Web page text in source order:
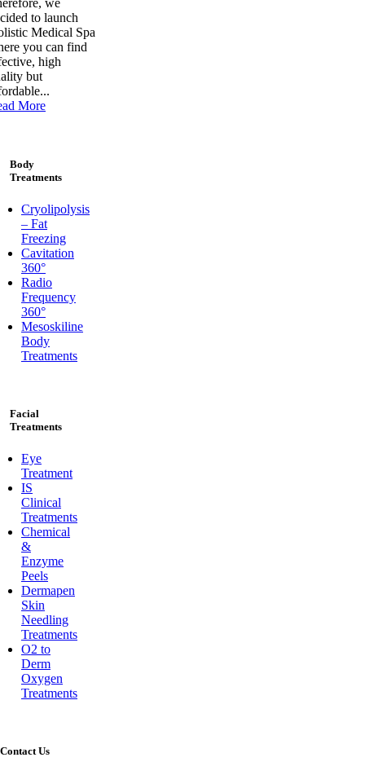
we
to launch
Medical Spa
you can find
high
but
More
Body
Treatments
Cryolipolysis
– Fat
Freezing
Cavitation
360°
Radio
Frequency
360°
Mesoskiline
Body
Treatments
Facial
Treatments
Eye
Treatment
IS
Clinical
Treatments
Chemical
&
Enzyme
Peels
Dermapen
Skin
Needling
Treatments
O2 to
Derm
Oxygen
Treatments
Contact Us